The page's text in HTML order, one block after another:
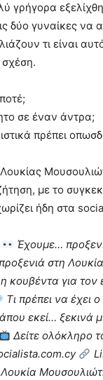
γρήγορα
δύο γυναίκες να
τι είναι
σχέση.
σε έναν άντρα;
πρέπει
Λουκίας
με το
ήδη στα
Έχουμε…
στη
κουβέντα για τον
Τι πρέπει να έχει
εκεί… ξεκινά
Δείτε ολόκληρο